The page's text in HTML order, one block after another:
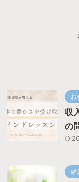
お
収
の
健